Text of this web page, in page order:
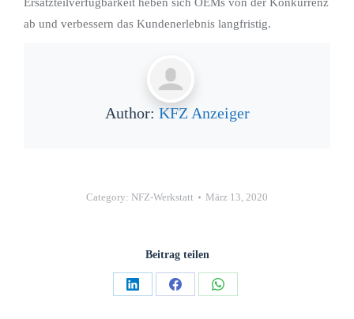
ab und verbessern das Kundenerlebnis langfristig.
Author: KFZ Anzeiger
Category: NFZ-Werkstatt März 13, 2020
Beitrag teilen